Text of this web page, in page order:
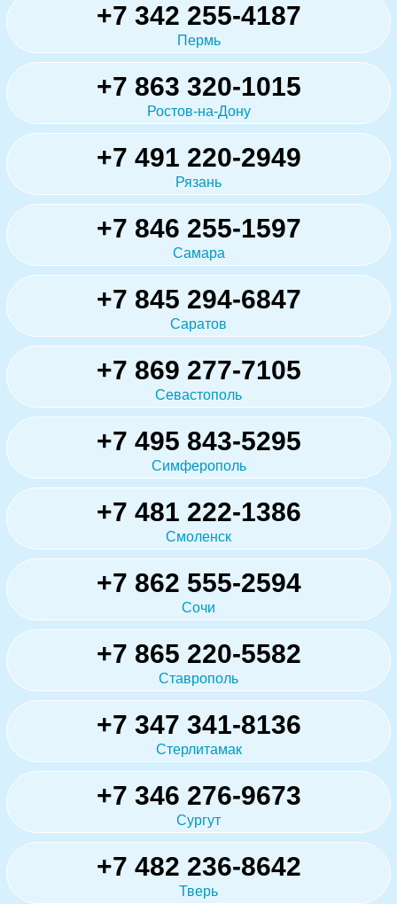
+7 342 255-4187
Пермь
+7 863 320-1015
Ростов-на-Дону
+7 491 220-2949
Рязань
+7 846 255-1597
Самара
+7 845 294-6847
Саратов
+7 869 277-7105
Севастополь
+7 495 843-5295
Симферополь
+7 481 222-1386
Смоленск
+7 862 555-2594
Сочи
+7 865 220-5582
Ставрополь
+7 347 341-8136
Стерлитамак
+7 346 276-9673
Сургут
+7 482 236-8642
Тверь